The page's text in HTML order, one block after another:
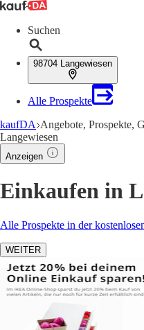
Suchen
98704 Langewiesen
Alle Prospekte
kaufDA Angebote, Prospekte,
Langewiesen
Anzeigen
Einkaufen in
Alle Prospekte in der
WEITER